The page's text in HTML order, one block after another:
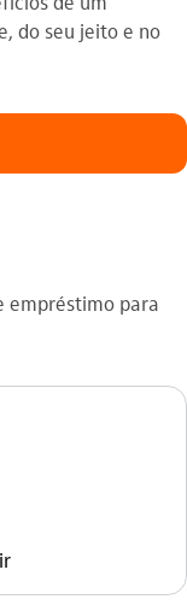
do seu jeito e no
empréstimo para